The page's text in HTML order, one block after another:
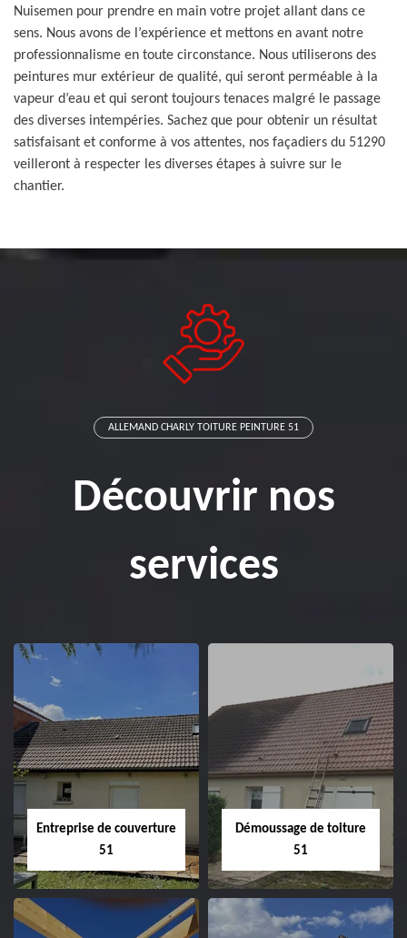
Nuisemen pour prendre en main votre projet allant dans ce
sens. Nous avons de l’expérience et mettons en avant notre
professionnalisme en toute circonstance. Nous utiliserons des
peintures mur extérieur de qualité, qui seront perméable à la
vapeur d’eau et qui seront toujours tenaces malgré le passage
des diverses intempéries. Sachez que pour obtenir un résultat
satisfaisant et conforme à vos attentes, nos façadiers du 51290
veilleront à respecter les diverses étapes à suivre sur le
chantier.
ALLEMAND CHARLY TOITURE PEINTURE 51
Découvrir nos
services
Entreprise de couverture
51
Démoussage de toiture
51